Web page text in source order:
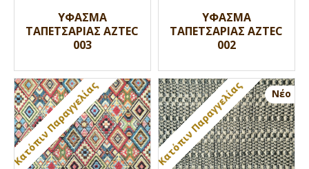
ΥΦΑΣΜΑ
ΤΑΠΕΤΣΑΡΙΑΣ AZTEC
003
ΥΦΑΣΜΑ
ΤΑΠΕΤΣΑΡΙΑΣ AZTEC
002
Κατόπιν Παραγγελίας Nέο
Κατόπιν Παραγγελίας